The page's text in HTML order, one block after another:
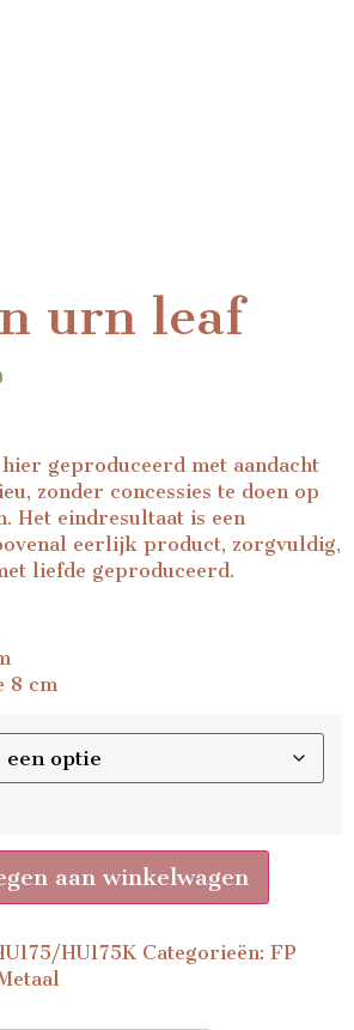
urn leaf
geproduceerd met aandacht
zonder concessies te doen op
Het eindresultaat is een
eerlijk product, zorgvuldig,
liefde geproduceerd.
8 cm
aan winkelwagen
HU175K Categorieën: FP